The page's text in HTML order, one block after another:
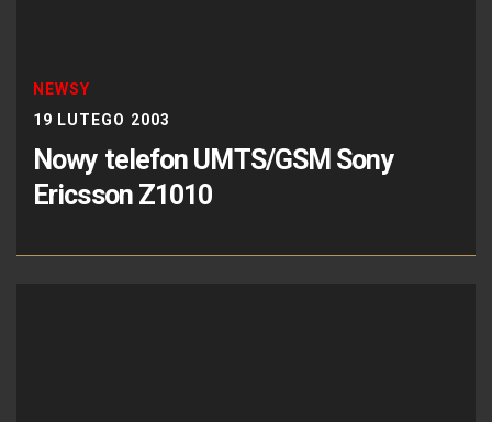
NEWSY
19 LUTEGO 2003
Nowy telefon UMTS/GSM Sony
Ericsson Z1010